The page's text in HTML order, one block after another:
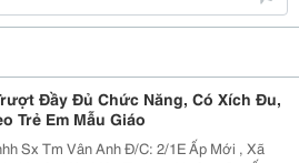
Đầy Đủ Chức Năng, Có Xích Đu,
Trẻ Em Mẫu Giáo
Vân Anh Đ/C: 2/1E Ấp Mới , Xã